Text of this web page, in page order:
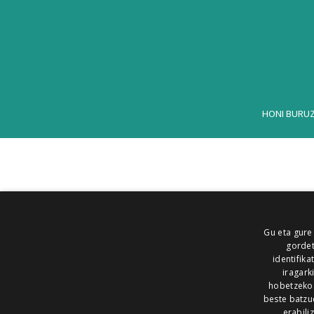
HONI BURUZ
Gu eta
hobetzeko.
beste